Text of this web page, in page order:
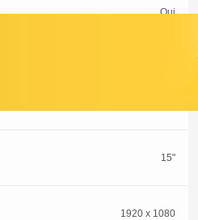
Oui
15"
1920 x 1080